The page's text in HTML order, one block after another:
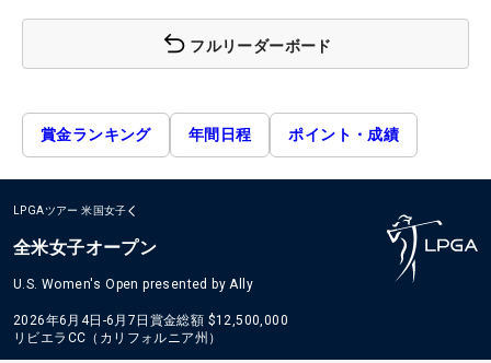
フルリーダーボード
賞金ランキング 年間日程 ポイント・成績
LPGAツアー 米国女子
全米女子オープン
U.S. Women's Open presented by Ally
2026年6月4日-6月7日 賞金総額 $12,500,000
リビエラCC（カリフォルニア州）